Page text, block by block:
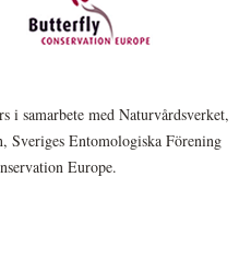
i samarbete med Naturvårdsverket,
Sveriges Entomologiska Förening
Europe.